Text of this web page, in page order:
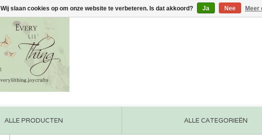
ALLE PRODUCTEN ALLE CATEGORIEËN
Wij slaan cookies op om onze website te verbeteren. Is dat akkoord? Ja Nee Meer